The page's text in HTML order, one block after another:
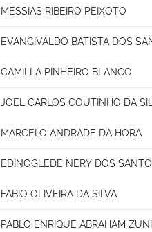
MESSIAS RIBEIRO PEIXOTO
EVANGIVALDO BATISTA DOS
CAMILLA PINHEIRO BLANCO
JOEL CARLOS COUTINHO DA
MARCELO ANDRADE DA HORA
EDINOGLEDE NERY DOS
FABIO OLIVEIRA DA SILVA
PABLO ENRIQUE ABRAHAM